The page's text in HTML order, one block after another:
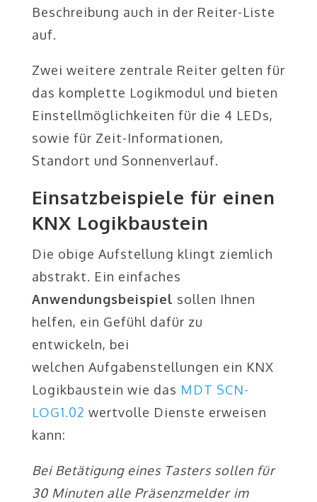
Beschreibung auch in der Reiter-Liste
auf.
Zwei weitere zentrale Reiter gelten für
das komplette Logikmodul und bieten
Einstellmöglichkeiten für die 4 LEDs,
sowie für Zeit-Informationen,
Standort und Sonnenverlauf.
Einsatzbeispiele für einen
KNX Logikbaustein
Die obige Aufstellung klingt ziemlich
abstrakt. Ein einfaches
Anwendungsbeispiel sollen Ihnen
helfen, ein Gefühl dafür zu
entwickeln, bei
welchen Aufgabenstellungen ein KNX
Logikbaustein wie das MDT SCN-
LOG1.02 wertvolle Dienste erweisen
kann:
Bei Betätigung eines Tasters sollen für
30 Minuten alle Präsenzmelder im